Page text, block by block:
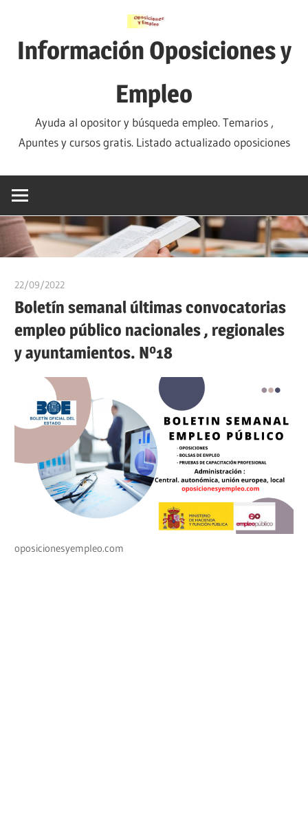
contenido
Información Oposiciones y
Empleo
Ayuda al opositor y búsqueda empleo. Temarios ,
Apuntes y cursos gratis. Listado actualizado oposiciones
22/09/2022
Boletín semanal últimas convocatorias
empleo público nacionales , regionales
y ayuntamientos. Nº18
oposicionesyempleo.com